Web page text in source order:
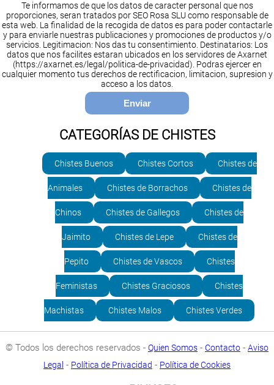
Te informamos de que los datos de caracter personal que nos
proporciones, seran tratados por SEO Rosa SLU como responsable de
esta web. La finalidad de la recogida de datos es para poder contactarle
y para enviarle nuestras publicaciones y promociones de productos y/o
servicios. Legitimacion: Nos das tu consentimiento. Destinatarios: Los
datos que nos facilites estaran ubicados en los servidores de Axarnet
(https://axarnet.es/legal/politica-de-privacidad). Podras ejercer en
cualquier momento tus derechos de rectificacion, limitacion, supresion y
acceso a los datos.
CATEGORÍAS DE CHISTES
Chistes Buenos Chistes Cortos Chistes de
Animales Chistes de Borrachos Chistes de
Chinos Chistes de Gallegos Chistes de
Jaimito Chistes de Lepe Chistes de
Pepito Chistes de Vascos Chistes
Feministas Chistes Graciosos Chistes
Machistas Chistes Malos Chistes Verdes
© Todos los derechos reservados - Quien Somos - Contacto - Aviso
Legal - Política de Privacidad - Política de Cookies